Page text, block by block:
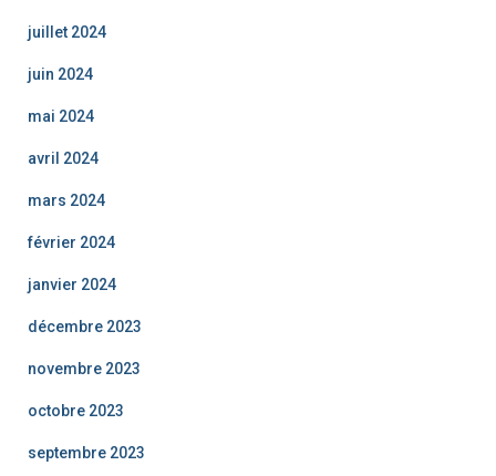
juillet 2024
juin 2024
mai 2024
avril 2024
mars 2024
février 2024
janvier 2024
décembre 2023
novembre 2023
octobre 2023
septembre 2023